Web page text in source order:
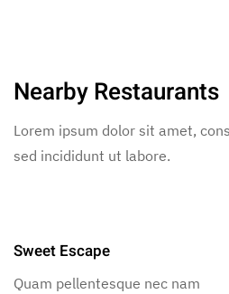
Nearby Restaurants
Lorem ipsum dolor sit amet,
sed incididunt ut labore.
Sweet Escape
Quam pellentesque nec nam